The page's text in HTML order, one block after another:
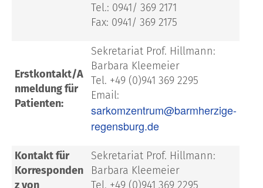
Tel.: 0941/ 369 2171
Fax: 0941/ 369 2175
Erstkontakt/A
nmeldung für
Patienten:
Sekretariat Prof. Hillmann:
Barbara Kleemeier
Tel. +49 (0)941 369 2295
Email:
sarkomzentrum@barmherzige-
regensburg.de
Kontakt für
Korresponden
z von
Sekretariat Prof. Hillmann:
Barbara Kleemeier
Tel. +49 (0)941 369 2295